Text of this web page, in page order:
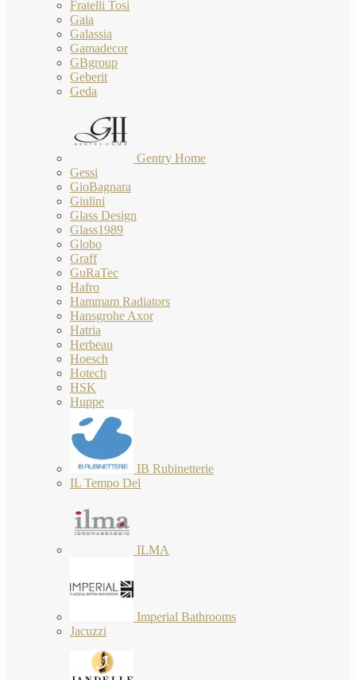
Fratelli Tosi
Gaia
Galassia
Gamadecor
GBgroup
Geberit
Geda
Gentry Home
Gessi
GioBagnara
Giulini
Glass Design
Glass1989
Globo
Graff
GuRaTec
Hafro
Hammam Radiators
Hansgrohe Axor
Hatria
Herbeau
Hoesch
Hotech
HSK
Huppe
IB Rubinetterie
IL Tempo Del
ILMA
Imperial Bathrooms
Jacuzzi